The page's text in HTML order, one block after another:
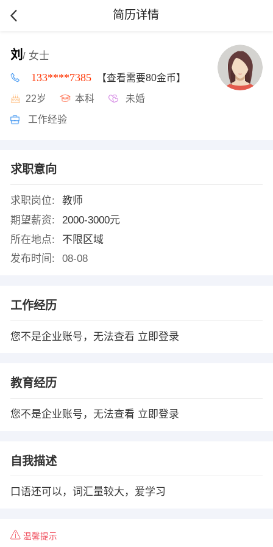
简历详情
刘 / 女士
133****7385 【查看需要80金币】
22岁 本科 未婚
工作经验
求职意向
求职岗位:
教师
期望薪资:
2000-3000元
所在地点:
不限区域
发布时间:
08-08
工作经历
您不是企业账号，无法查看 立即登录
教育经历
您不是企业账号，无法查看 立即登录
自我描述
口语还可以，词汇量较大，爱学习
温馨提示